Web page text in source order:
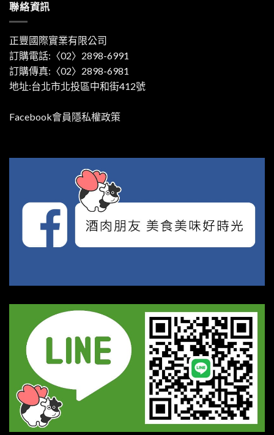
聯絡資訊
正豐國際實業有限公司
訂購電話:〈02〉2898-6991
訂購傳真:〈02〉2898-6981
地址:台北市北投區中和街412號
Facebook會員隱私權政策